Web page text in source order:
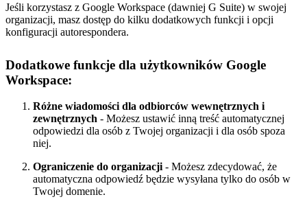
Jeśli korzystasz z Google Workspace (dawniej G Suite) w swojej
organizacji, masz dostęp do kilku dodatkowych funkcji i opcji
konfiguracji autorespondera.
Dodatkowe funkcje dla użytkowników Google
Workspace:
Różne wiadomości dla odbiorców wewnętrznych i
zewnętrznych - Możesz ustawić inną treść automatycznej
odpowiedzi dla osób z Twojej organizacji i dla osób spoza
niej.
Ograniczenie do organizacji- Możesz zdecydować, że
automatyczna odpowiedź będzie wysyłana tylko do osób w
Twojej domenie.